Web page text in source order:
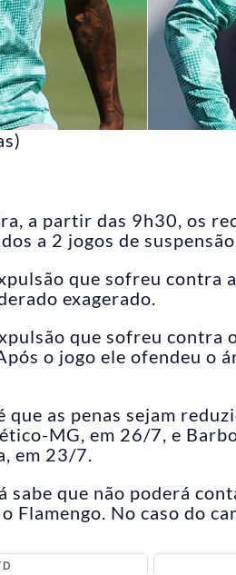
a partir das 9h30, os
a 2 jogos de
que sofreu contra
exagerado.
que sofreu contra
o jogo ele ofendeu o
que as penas sejam
MG, em 26/7, e
em 23/7.
sabe que não poderá
Flamengo. No caso do